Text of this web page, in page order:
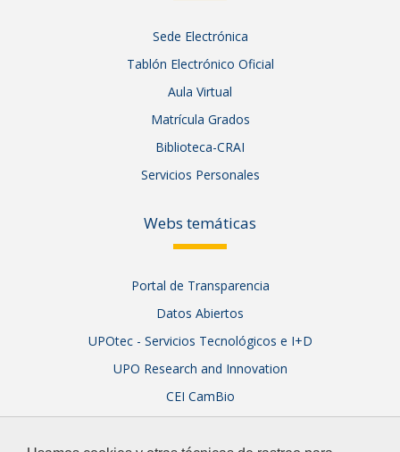
Sede Electrónica
Tablón Electrónico Oficial
Aula Virtual
Matrícula Grados
Biblioteca-CRAI
Servicios Personales
Webs temáticas
Portal de Transparencia
Datos Abiertos
UPOtec - Servicios Tecnológicos e I+D
UPO Research and Innovation
CEI CamBio